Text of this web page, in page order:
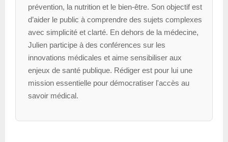
prévention, la nutrition et le bien-être. Son objectif est
d’aider le public à comprendre des sujets complexes
avec simplicité et clarté. En dehors de la médecine,
Julien participe à des conférences sur les
innovations médicales et aime sensibiliser aux
enjeux de santé publique. Rédiger est pour lui une
mission essentielle pour démocratiser l'accès au
savoir médical.